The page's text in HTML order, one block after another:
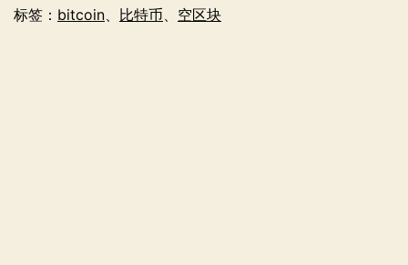
特
标签： bitcoin 比特币 空区块